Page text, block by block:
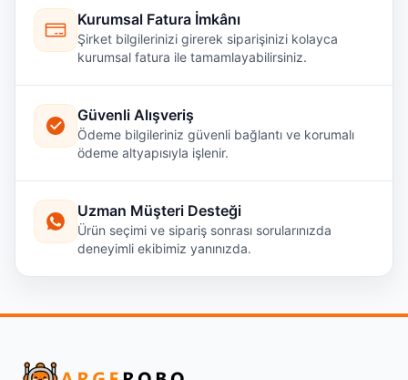
Kurumsal Fatura İmkânı
Şirket bilgilerinizi girerek siparişinizi kolayca
kurumsal fatura ile tamamlayabilirsiniz.
Güvenli Alışveriş
Ödeme bilgileriniz güvenli bağlantı ve korumalı
ödeme altyapısıyla işlenir.
Uzman Müşteri Desteği
Ürün seçimi ve sipariş sonrası sorularınızda
deneyimli ekibimiz yanınızda.